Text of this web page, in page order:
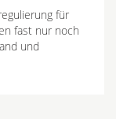
für
fast nur noch
und